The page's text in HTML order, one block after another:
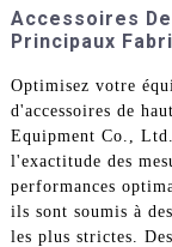
Accessoires
Principaux
Optimisez votre
d'accessoires de
Equipment Co.,
l'exactitude des
performances
ils sont soumis à
les plus strictes.